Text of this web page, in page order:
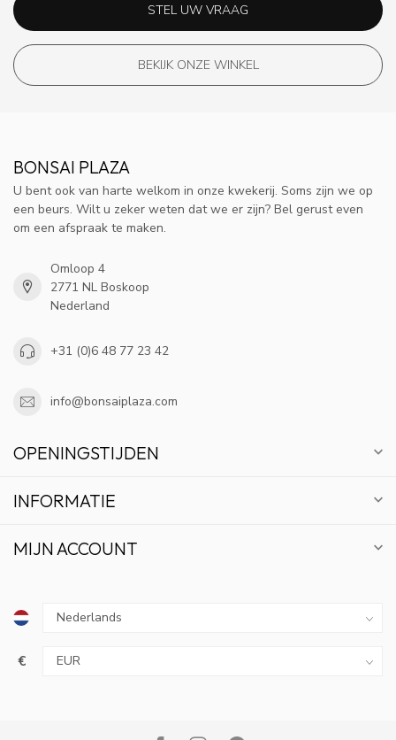
STEL UW VRAAG
BEKIJK ONZE WINKEL
BONSAI PLAZA
U bent ook van harte welkom in onze kwekerij. Soms zijn we op
een beurs. Wilt u zeker weten dat we er zijn? Bel gerust even
om een afspraak te maken.
Omloop 4
2771 NL Boskoop
Nederland
+31 (0)6 48 77 23 42
info@bonsaiplaza.com
OPENINGSTIJDEN
INFORMATIE
MIJN ACCOUNT
€